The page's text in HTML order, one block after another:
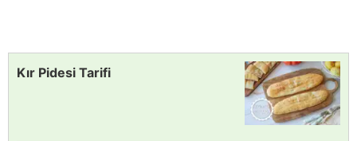
Kır Pidesi Tarifi